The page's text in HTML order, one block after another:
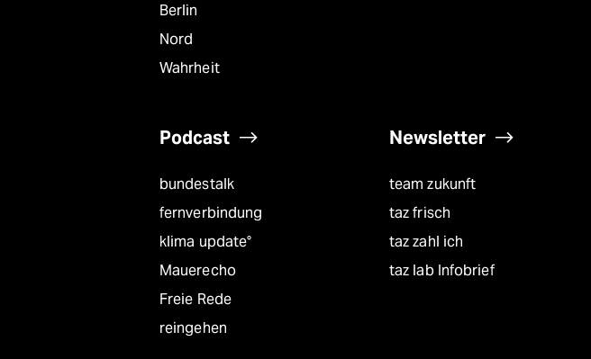
Berlin
Nord
Wahrheit
Podcast
bundestalk
fernverbindung
klima update°
Mauerecho
Freie Rede
reingehen
Newsletter
team zukunft
taz frisch
taz zahl ich
taz lab Infobrief